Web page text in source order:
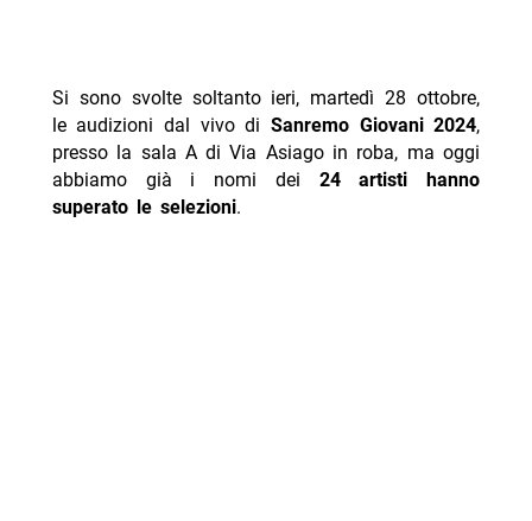
Si sono svolte soltanto ieri, martedì 28 ottobre,
le audizioni dal vivo di Sanremo Giovani 2024,
presso la sala A di Via Asiago in roba, ma oggi
abbiamo già i nomi dei 24 artisti hanno
superato le selezioni.